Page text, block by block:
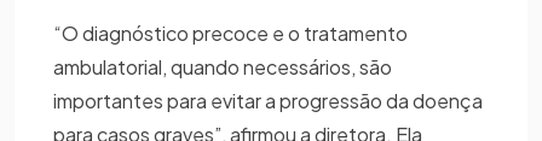
“O diagnóstico precoce e o tratamento
ambulatorial, quando necessários, são
importantes para evitar a progressão da doença
para casos graves”, afirmou a diretora. Ela